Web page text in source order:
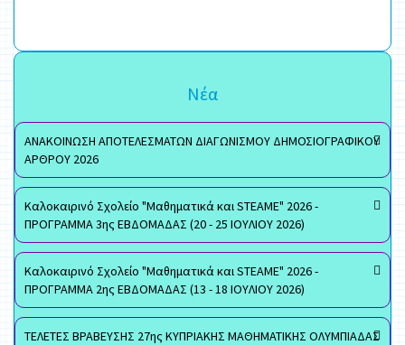
Νέα
ΑΝΑΚΟΙΝΩΣΗ ΑΠΟΤΕΛΕΣΜΑΤΩΝ ΔΙΑΓΩΝΙΣΜΟΥ ΔΗΜΟΣΙΟΓΡΑΦΙΚΟΥ
ΑΡΘΡΟΥ 2026
Καλοκαιρινό Σχολείο "Μαθηματικά και STEAME" 2026 -
ΠΡΟΓΡΑΜΜΑ 3ης ΕΒΔΟΜΑΔΑΣ (20 - 25 ΙΟΥΛΙΟΥ 2026)
Καλοκαιρινό Σχολείο "Μαθηματικά και STEAME" 2026 -
ΠΡΟΓΡΑΜΜΑ 2ης ΕΒΔΟΜΑΔΑΣ (13 - 18 ΙΟΥΛΙΟΥ 2026)
ΤΕΛΕΤΕΣ ΒΡΑΒΕΥΣΗΣ 27ης ΚΥΠΡΙΑΚΗΣ ΜΑΘΗΜΑΤΙΚΗΣ ΟΛΥΜΠΙΑΔΑΣ